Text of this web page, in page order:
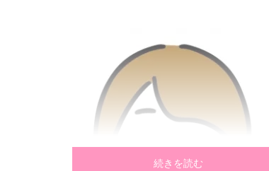
続きを読む